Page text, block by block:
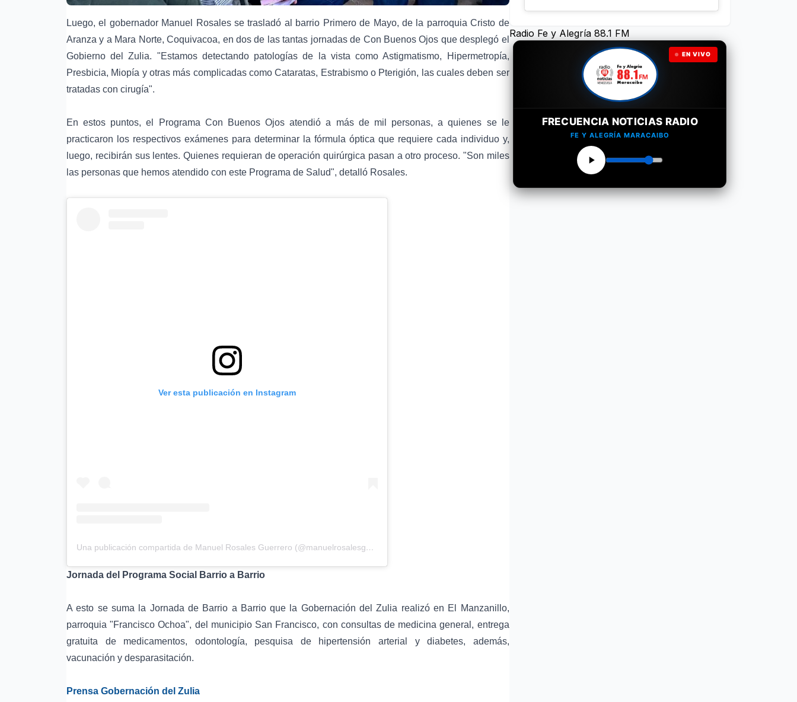
Luego, el gobernador Manuel Rosales se trasladó al barrio Primero de Mayo, de la parroquia Cristo de
Aranza y a Mara Norte, Coquivacoa, en dos de las tantas jornadas de Con Buenos Ojos que desplegó el
Gobierno del Zulia. "Estamos detectando patologías de la vista como Astigmatismo, Hipermetropía,
Presbicia, Miopía y otras más complicadas como Cataratas, Estrabismo o Pterigión, las cuales deben ser
tratadas con cirugía".
En estos puntos, el Programa Con Buenos Ojos atendió a más de mil personas, a quienes se le
practicaron los respectivos exámenes para determinar la fórmula óptica que requiere cada individuo y,
luego, recibirán sus lentes. Quienes requieran de operación quirúrgica pasan a otro proceso. "Son miles
las personas que hemos atendido con este Programa de Salud", detalló Rosales.
Ver esta publicación en Instagram
Una publicación compartida de Manuel Rosales Guerrero (@manuelrosalesguerrero)
Jornada del Programa Social Barrio a Barrio
A esto se suma la Jornada de Barrio a Barrio que la Gobernación del Zulia realizó en El Manzanillo,
parroquia "Francisco Ochoa", del municipio San Francisco, con consultas de medicina general, entrega
gratuita de medicamentos, odontología, pesquisa de hipertensión arterial y diabetes, además,
vacunación y desparasitación.
Prensa Gobernación del Zulia
Radio Fe y Alegría 88.1 FM
EN VIVO
FRECUENCIA NOTICIAS RADIO
FE Y ALEGRÍA MARACAIBO